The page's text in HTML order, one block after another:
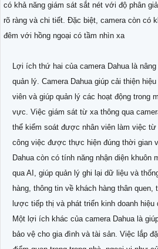
có khả năng giám sát sắt nét với độ phân
rõ ràng và chi tiết. Đặc biệt, camera còn có
đêm với hồng ngoại có tầm nhìn xa
Lợi ích thứ hai của camera Dahua là
quản lý. Camera Dahua giúp cải thiện
viên và giúp quản lý các hoạt động trong
vực. Việc giám sát từ xa thông qua
thể kiểm soát được nhân viên làm việc từ
công việc được thực hiện đúng thời gian
Dahua còn có tính năng nhận diện khuôn
qua AI, giúp quản lý ghi lại dữ liệu và
hàng, thông tin về khách hàng thân
lược tiếp thị và phát triển kinh doanh hiệu
Một lợi ích khác của camera Dahua là
bảo vệ cho gia đình và tài sản. Việc lắp